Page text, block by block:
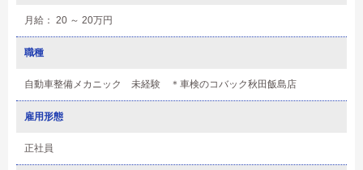
月給： 20 ～ 20万円
職種
自動車整備メカニック 未経験 ＊車検のコバック秋田飯島店
雇用形態
正社員